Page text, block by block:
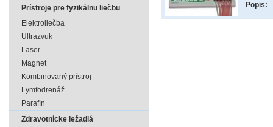
Popis:
Prístroje pre fyzikálnu liečbu
Elektroliečba
Ultrazvuk
Laser
Magnet
Kombinovaný prístroj
Lymfodrenáž
Parafín
Zdravotnícke ležadlá